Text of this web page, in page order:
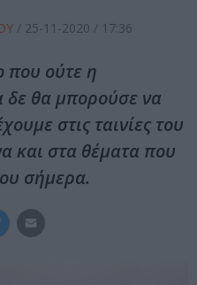
/ 25-11-2020 / 17:36
που ούτε η
δε θα μπορούσε να
στις ταινίες του
και στα θέματα που
σήμερα.